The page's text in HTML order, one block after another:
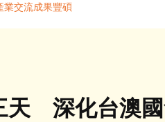
交流成果豐碩
天 深化台澳